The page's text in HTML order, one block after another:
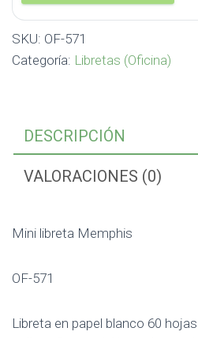
SKU: OF-571
Categoría: Libretas (Oficina)
DESCRIPCIÓN
VALORACIONES (0)
Mini libreta Memphis
OF-571
Libreta en papel blanco 60